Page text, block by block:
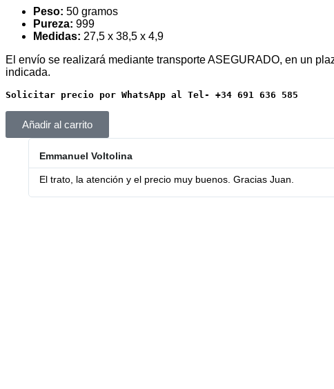
Peso: 50 gramos
Pureza: 999
Medidas: 27,5 x 38,5 x 4,9
El envío se realizará mediante transporte ASEGURADO, en un
indicada.
Solicitar precio por WhatsApp al Tel- +34 691 636 585
Añadir al carrito
Emmanuel Voltolina
El trato, la atención y el precio muy buenos. Gracias Juan.